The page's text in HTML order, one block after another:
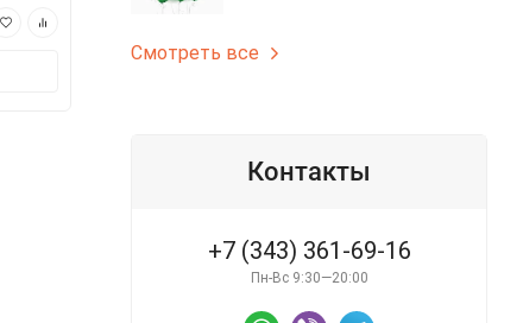
Смотреть все
Контакты
+7 (343) 361-69-16
Пн-Вс 9:30—20:00